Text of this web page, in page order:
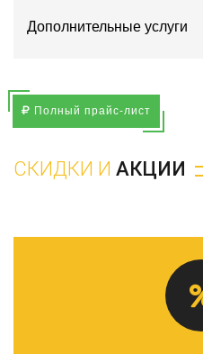
Дополнительные услуги
Полный прайс-лист
СКИДКИ И АКЦИИ